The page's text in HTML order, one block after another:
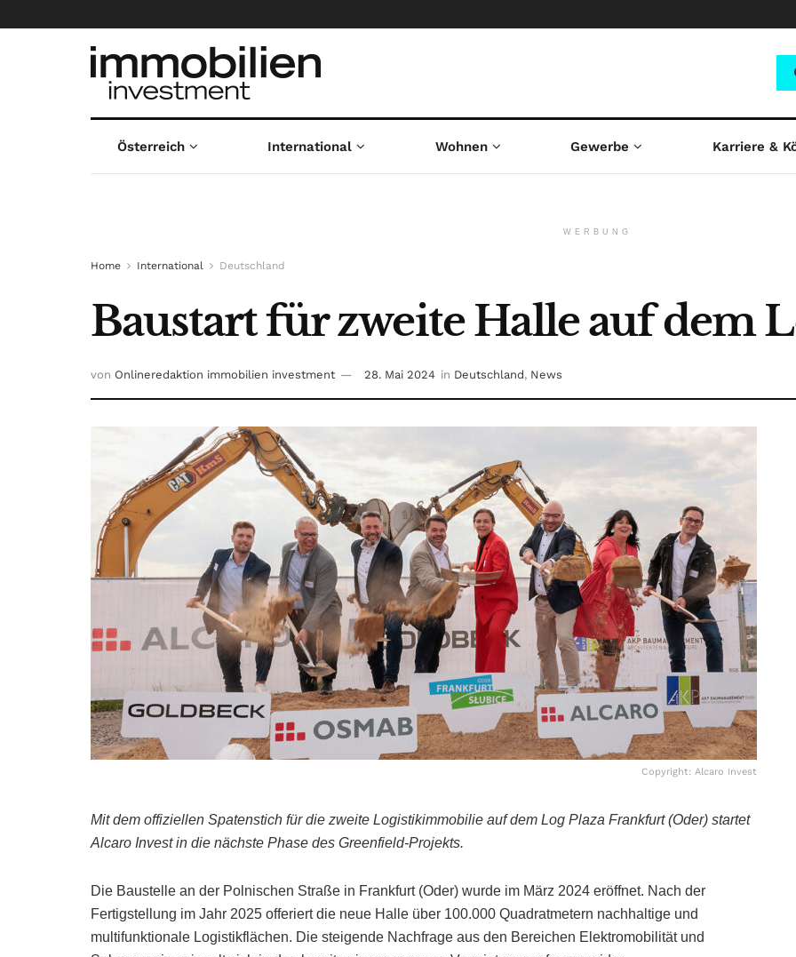
Österreich International Wohnen Gewerbe Karriere &
WERBUNG
Home International Deutschland
Baustart für zweite Halle auf dem
von Onlineredaktion immobilien investment 28. Mai 2024 in Deutschland, News
Copyright: Alcaro Invest
Mit dem offiziellen Spatenstich für die zweite Logistikimmobilie auf dem Log Plaza Frankfurt (Oder) startet
Alcaro Invest in die nächste Phase des Greenfield-Projekts.
Die Baustelle an der Polnischen Straße in Frankfurt (Oder) wurde im März 2024 eröffnet. Nach der
Fertigstellung im Jahr 2025 offeriert die neue Halle über 100.000 Quadratmetern nachhaltige und
multifunktionale Logistikflächen. Die steigende Nachfrage aus den Bereichen Elektromobilität und